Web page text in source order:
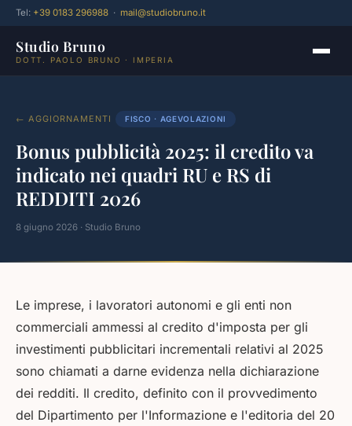
Tel: +39 0183 296988 · mail@studiobruno.it
Studio Bruno
DOTT. PAOLO BRUNO · IMPERIA
← AGGIORNAMENTI FISCO · AGEVOLAZIONI
Bonus pubblicità 2025: il credito va
indicato nei quadri RU e RS di
REDDITI 2026
8 giugno 2026 · Studio Bruno
Le imprese, i lavoratori autonomi e gli enti non
commerciali ammessi al credito d'imposta per gli
investimenti pubblicitari incrementali relativi al 2025
sono chiamati a darne evidenza nella dichiarazione
dei redditi. Il credito, definito con il provvedimento
del Dipartimento per l'Informazione e l'editoria del 20